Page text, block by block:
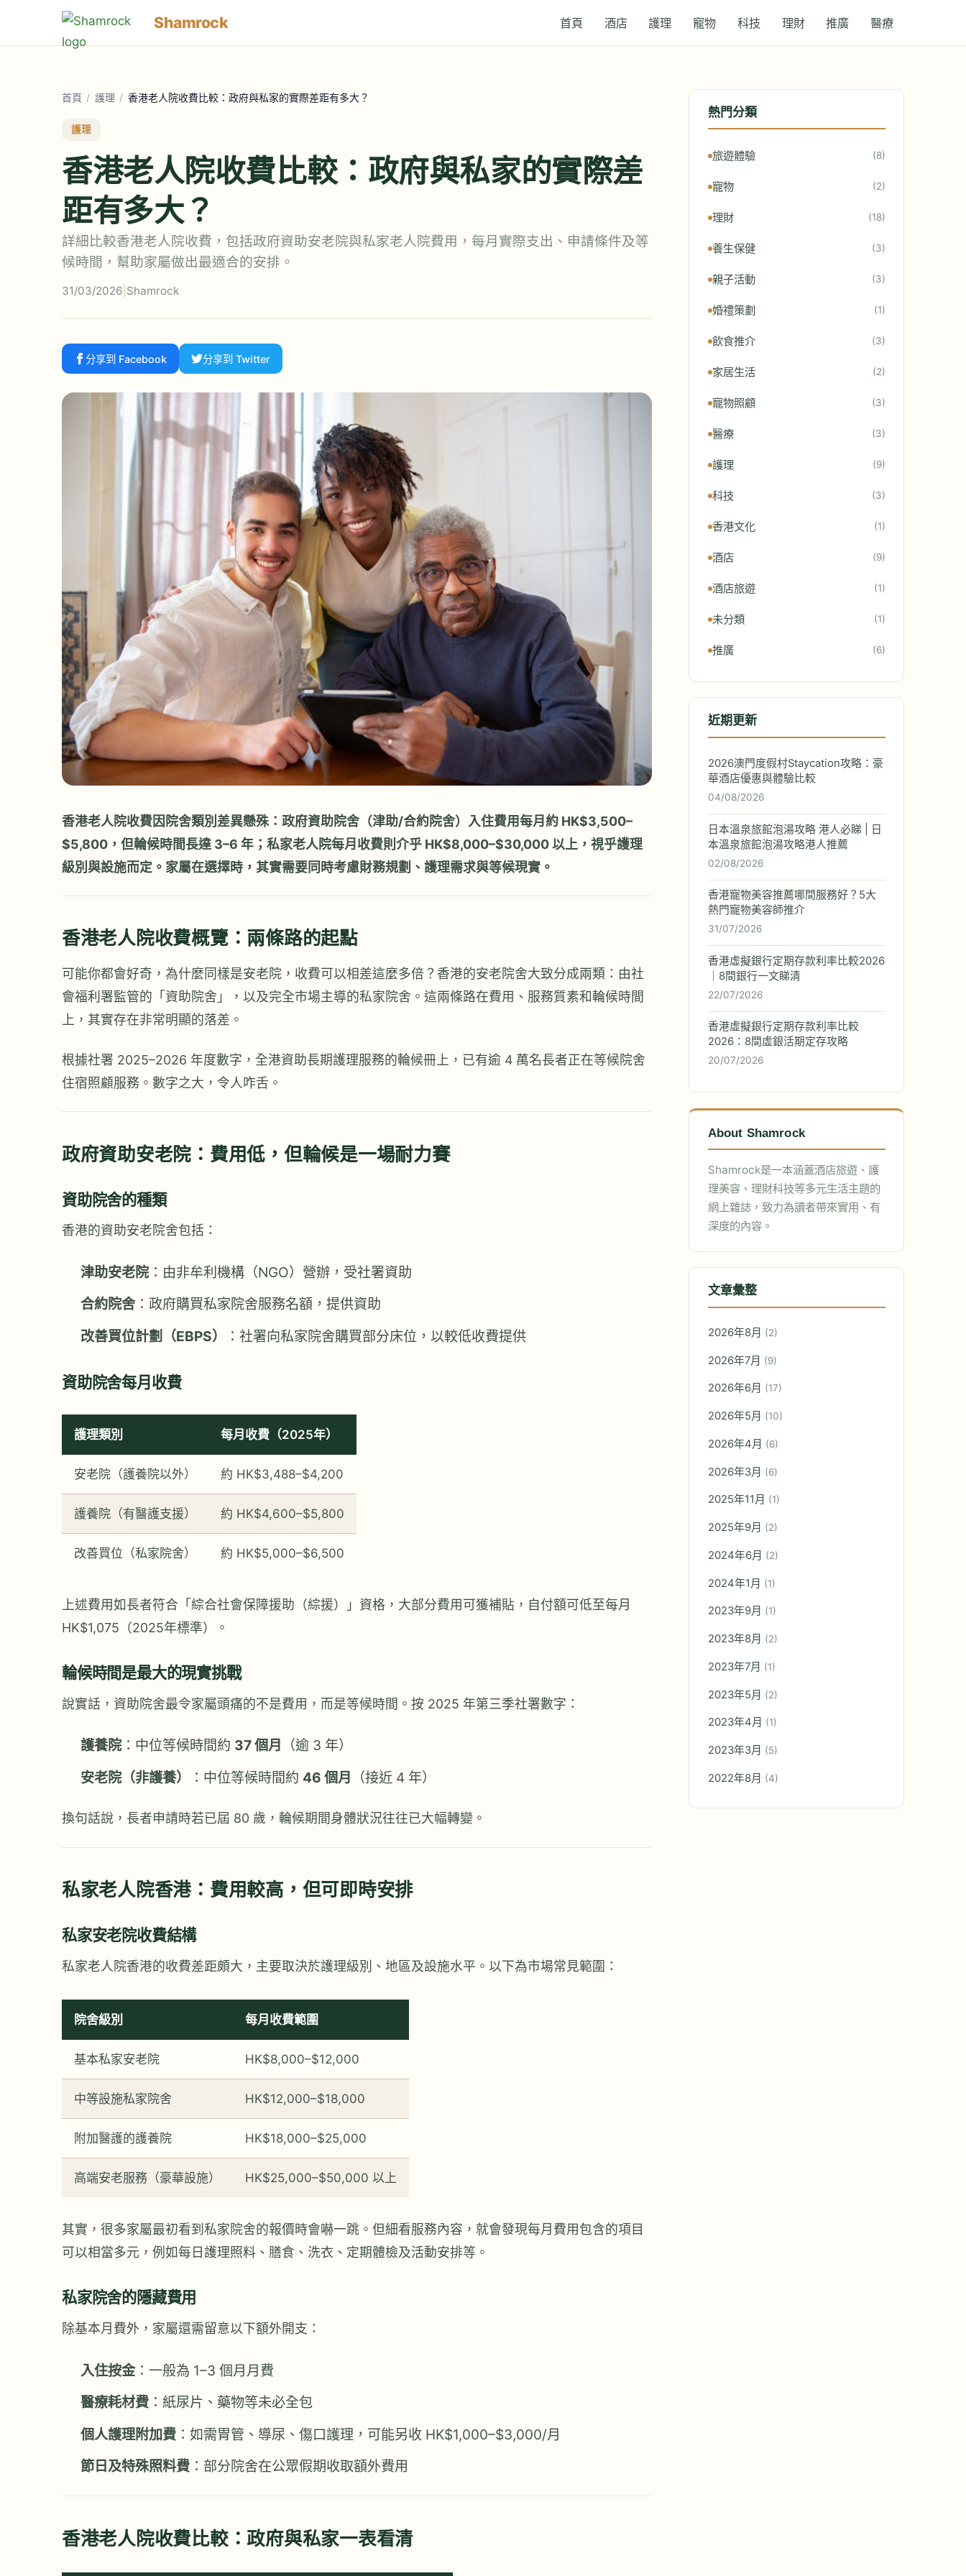
Shamrock 首頁 酒店 護理 寵物 科技 理財 推廣 醫療
首頁 / 護理 / 香港老人院收費比較：政府與私家的實際差距有多大？
護理
香港老人院收費比較：政府與私家的實際差
距有多大？
詳細比較香港老人院收費，包括政府資助安老院與私家老人院費用，每月實際支出、申請條件及等
候時間，幫助家屬做出最適合的安排。
31/03/2026 Shamrock
分享到 Facebook 分享到 Twitter
香港老人院收費因院舍類別差異懸殊：政府資助院舍（津助/合約院舍）入住費用每月約 HK$3,500–
$5,800，但輪候時間長達 3–6 年；私家老人院每月收費則介乎 HK$8,000–$30,000 以上，視乎護理
級別與設施而定。家屬在選擇時，其實需要同時考慮財務規劃、護理需求與等候現實。
香港老人院收費概覽：兩條路的起點
可能你都會好奇，為什麼同樣是安老院，收費可以相差這麼多倍？香港的安老院舍大致分成兩類：由社
會福利署監管的「資助院舍」，以及完全市場主導的私家院舍。這兩條路在費用、服務質素和輪候時間
上，其實存在非常明顯的落差。
根據社署 2025–2026 年度數字，全港資助長期護理服務的輪候冊上，已有逾 4 萬名長者正在等候院舍
住宿照顧服務。數字之大，令人咋舌。
政府資助安老院：費用低，但輪候是一場耐力賽
資助院舍的種類
香港的資助安老院舍包括：
津助安老院：由非牟利機構（NGO）營辦，受社署資助
合約院舍：政府購買私家院舍服務名額，提供資助
改善買位計劃（EBPS）
：社署向私家院舍購買部分床位，以較低收費提供
資助院舍每月收費
護理類別 每月收費（2025年）
安老院（護養院以外） 約 HK$3,488–$4,200
護養院（有醫護支援） 約 HK$4,600–$5,800
改善買位（私家院舍） 約 HK$5,000–$6,500
上述費用如長者符合「綜合社會保障援助（綜援）」資格，大部分費用可獲補貼，自付額可低至每月
HK$1,075（2025年標準）。
輪候時間是最大的現實挑戰
說實話，資助院舍最令家屬頭痛的不是費用，而是等候時間。按 2025 年第三季社署數字：
護養院：中位等候時間約 37 個月
（逾 3 年）
安老院（非護養）
：中位等候時間約 46 個月 （接近 4 年）
換句話說，長者申請時若已屆 80 歲，輪候期間身體狀況往往已大幅轉變。
私家老人院香港：費用較高，但可即時安排
私家安老院收費結構
私家老人院香港的收費差距頗大，主要取決於護理級別、地區及設施水平。以下為市場常見範圍：
院舍級別 每月收費範圍
基本私家安老院 HK$8,000–$12,000
中等設施私家院舍 HK$12,000–$18,000
附加醫護的護養院 HK$18,000–$25,000
高端安老服務（豪華設施） HK$25,000–$50,000 以上
其實，很多家屬最初看到私家院舍的報價時會嚇一跳。但細看服務內容，就會發現每月費用包含的項目
可以相當多元，例如每日護理照料、膳食、洗衣、定期體檢及活動安排等。
私家院舍的隱藏費用
除基本月費外，家屬還需留意以下額外開支：
入住按金：一般為 1–3 個月月費
醫療耗材費：紙尿片、藥物等未必全包
個人護理附加費：如需胃管、導尿、傷口護理，可能另收 HK$1,000–$3,000/月
節日及特殊照料費：部分院舍在公眾假期收取額外費用
香港老人院收費比較：政府與私家一表看清
熱門分類
旅遊體驗 (8)
寵物 (2)
理財 (18)
養生保健 (3)
親子活動 (3)
婚禮策劃 (1)
飲食推介 (3)
家居生活 (2)
寵物照顧 (3)
醫療 (3)
護理 (9)
科技 (3)
香港文化 (1)
酒店 (9)
酒店旅遊 (1)
未分類 (1)
推廣 (6)
近期更新
2026澳門度假村Staycation攻略：豪
華酒店優惠與體驗比較
04/08/2026
日本溫泉旅館泡湯攻略 港人必睇 | 日
本溫泉旅館泡湯攻略港人推薦
02/08/2026
香港寵物美容推薦哪間服務好？5大
熱門寵物美容師推介
31/07/2026
香港虛擬銀行定期存款利率比較2026
｜8間銀行一文睇清
22/07/2026
香港虛擬銀行定期存款利率比較
2026：8間虛銀活期定存攻略
20/07/2026
About Shamrock
Shamrock是一本涵蓋酒店旅遊、護
理美容、理財科技等多元生活主題的
網上雜誌，致力為讀者帶來實用、有
深度的內容。
文章彙整
2026年8月 (2)
2026年7月 (9)
2026年6月 (17)
2026年5月 (10)
2026年4月 (6)
2026年3月 (6)
2025年11月 (1)
2025年9月 (2)
2024年6月 (2)
2024年1月 (1)
2023年9月 (1)
2023年8月 (2)
2023年7月 (1)
2023年5月 (2)
2023年4月 (1)
2023年3月 (5)
2022年8月 (4)